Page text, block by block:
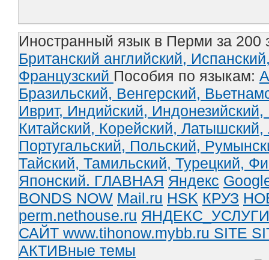
Иностранный язык в Перми за 200
Британский английский,
Французский Пособия по языкам:
Бразильский, Венгерский,
Иврит, Индийский, Индонезийский,
Китайский, Корейский, Латышский,
Португальский, Польский,
Тайский, Тамильский, Турецкий,
Японский. ГЛАВНАЯ Яндекс
BONDS NOW Mail.ru HSK КРУЗ
perm.nethouse.ru ЯНДЕКС_УСЛУГИ
САЙТ www.tihonow.mybb.ru SITE
АКТИВные темы